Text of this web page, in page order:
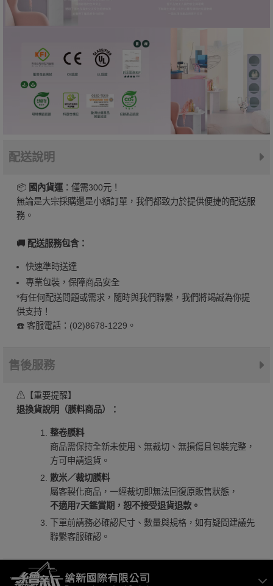
配送說明
📦 國內貨運：僅需300元！
無論是大宗採購還是小額訂單，我們都致力於提供便捷的配送服
務。
🚚 配送服務包含：
快速準時送達
專業包裝，保障商品安全
*有任何配送問題或需求，隨時與我們聯繫，我們將竭誠為你提
供支持！
☎️ 客服電話：(02)8678-1229。
售後服務
⚠【重要提醒】
退換貨說明（膜料商品）：
整卷膜料
商品需保持全新未使用、無裁切、無損傷且包裝完整，
方可申請退貨。
散米／裁切膜料
屬客製化商品，一經裁切即無法回復原販售狀態，
不適用7天鑑賞期，恕不接受退貨退款。
下單前請務必確認尺寸、數量與規格，如有疑問建議先
聯繫客服確認。